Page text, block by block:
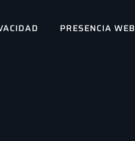
PRESENCIA WEB